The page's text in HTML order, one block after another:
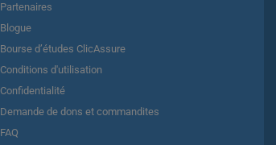
Partenaires
Blogue
Bourse d’études ClicAssure
Conditions d'utilisation
Confidentialité
Demande de dons et commandites
FAQ